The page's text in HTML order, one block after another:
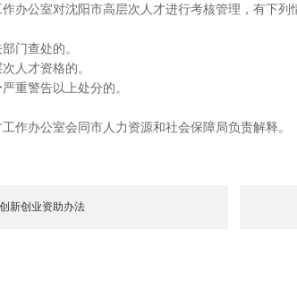
公室对沈阳市高层次人才进行考核管理，有下列
门查处的。
人才资格的。
警告以上处分的。
办公室会同市人力资源和社会保障局负责解释。
新创业资助办法